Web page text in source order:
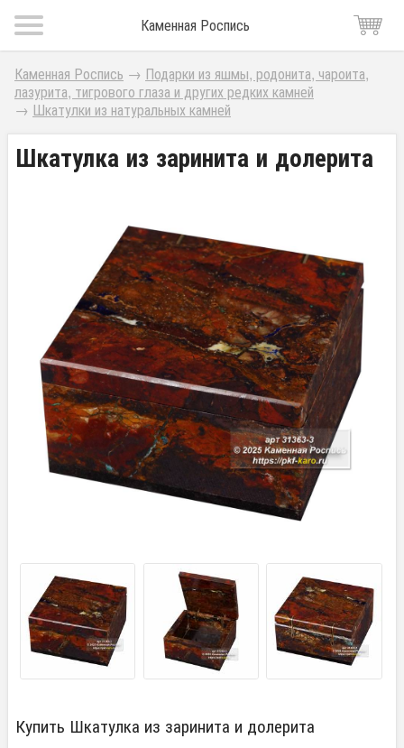
Каменная Роспись
Каменная Роспись → Подарки из яшмы, родонита, чароита,
лазурита, тигрового глаза и других редких камней
→ Шкатулки из натуральных камней
Шкатулка из заринита и долерита
Купить Шкатулка из заринита и долерита